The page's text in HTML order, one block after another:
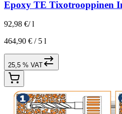
Epoxy TE Tixotrooppinen
92,98 €/ l
464,90 € / 5 l
25,5 % VAT